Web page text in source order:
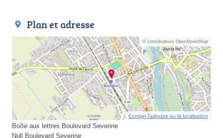
Plan et adresse
© contributeurs OpenStreetMap
Corriger l’adresse ou la localisation
Boîte aux lettres Boulevard Severine
Null Boulevard Severine